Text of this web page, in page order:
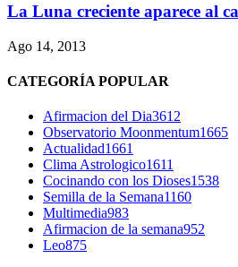
La Luna creciente aparece al
Ago 14, 2013
CATEGORÍA POPULAR
Afirmacion del Dia3612
Observatorio Moonmentum1665
Actualidad1661
Clima Astrologico1611
Cocinando con los Dioses1538
Semilla de la Semana1160
Multimedia983
Afirmacion de la semana952
Leo875